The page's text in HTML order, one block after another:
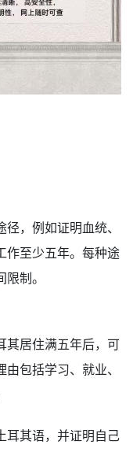
，例如证明血统、
作至少五年。每种途
制。
其居住满五年后，可
包括学习、就业、
耳其语，并证明自己